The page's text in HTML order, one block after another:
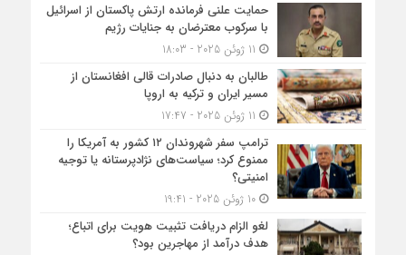
حمایت علنی فرمانده ارتش پاکستان از اسرائیل
با سرکوب معترضان به جنایات رژیم
طالبان به دنبال صادرات قالی افغانستان از
مسیر ایران و ترکیه به اروپا
ترامپ سفر شهروندان ۱۲ کشور به آمریکا را
ممنوع کرد؛ سیاست‌های نژادپرستانه یا توجیه
امنیتی؟
10 ژوئن 2025 - 19:41
لغو الزام دریافت تثبیت هویت برای اتباع؛
هدف درآمد از مهاجرین بود؟